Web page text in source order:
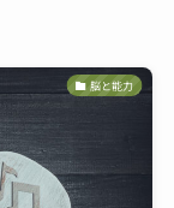
脳と能力